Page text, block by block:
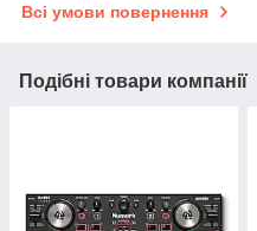
Всі умови повернення
Подібні товари компанії